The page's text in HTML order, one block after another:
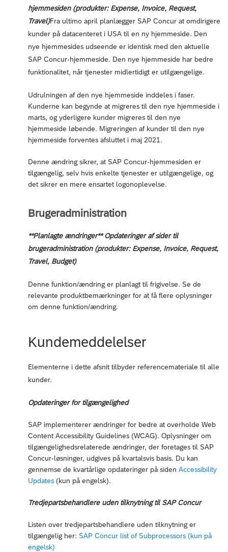
hjemmesiden (produkter: Expense, Invoice, Request,
Travel)Fra ultimo april planlægger SAP Concur at omdirigere
kunder på datacenteret i USA til en ny hjemmeside. Den
nye hjemmesides udseende er identisk med den aktuelle
SAP Concur-hjemmeside. Den nye hjemmeside har bedre
funktionalitet, når tjenester midlertidigt er utilgængelige.
Udrulningen af den nye hjemmeside inddeles i faser.
Kunderne kan begynde at migreres til den nye hjemmeside i
marts, og yderligere kunder migreres til den nye
hjemmeside løbende. Migreringen af kunder til den nye
hjemmeside forventes afsluttet i maj 2021.
Denne ændring sikrer, at SAP Concur-hjemmesiden er
tilgængelig, selv hvis enkelte tjenester er utilgængelige, og
det sikrer en mere ensartet logonoplevelse.
Brugeradministration
**Planlagte ændringer** Opdateringer af sider til
brugeradministration (produkter: Expense, Invoice, Request,
Travel, Budget)
Denne funktion/ændring er planlagt til frigivelse. Se de
relevante produktbemærkninger for at få flere oplysninger
om denne funktion/ændring.
Kundemeddelelser
Elementerne i dette afsnit tilbyder referencemateriale til alle
kunder.
Opdateringer for tilgængelighed
SAP implementerer ændringer for bedre at overholde Web
Content Accessibility Guidelines (WCAG). Oplysninger om
tilgængelighedsrelaterede ændringer, der foretages til SAP
Concur-løsninger, udgives på kvartalsvis basis. Du kan
gennemse de kvartårlige opdateringer på siden Accessibility
Updates (kun på engelsk).
Tredjepartsbehandlere uden tilknytning til SAP Concur
Listen over tredjepartsbehandlere uden tilknytning er
tilgængelig her: SAP Concur list of Subprocessors (kun på
engelsk)